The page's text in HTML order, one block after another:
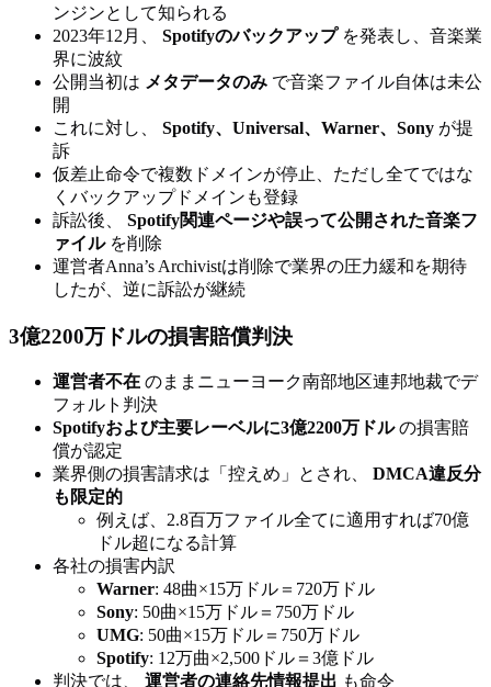
ンジンとして知られる
2023年12月、 Spotifyのバックアップを発表し、音楽業
界に波紋
公開当初は メタデータのみ で音楽ファイル自体は未公
開
これに対し、 Spotify、Universal、Warner、Sony が提
訴
仮差止命令で複数ドメインが停止、ただし全てではな
くバックアップドメインも登録
訴訟後、 Spotify関連ページや誤って公開された音楽フ
ァイルを削除
運営者Anna’s Archivistは削除で業界の圧力緩和を期待
したが、逆に訴訟が継続
3億2200万ドルの損害賠償判決
運営者不在 のままニューヨーク南部地区連邦地裁でデ
フォルト判決
Spotifyおよび主要レーベルに3億2200万ドルの損害賠
償が認定
業界側の損害請求は「控えめ」とされ、 DMCA違反分
も限定的
例えば、2.8百万ファイル全てに適用すれば70億
ドル超になる計算
各社の損害内訳
Warner: 48曲×15万ドル＝720万ドル
Sony: 50曲×15万ドル＝750万ドル
UMG: 50曲×15万ドル＝750万ドル
Spotify: 12万曲×2,500ドル＝3億ドル
判決では、 運営者の連絡先情報提出 も命令